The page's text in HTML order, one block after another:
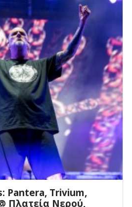
Pantera, Trivium,
Πλατεία Νερού,